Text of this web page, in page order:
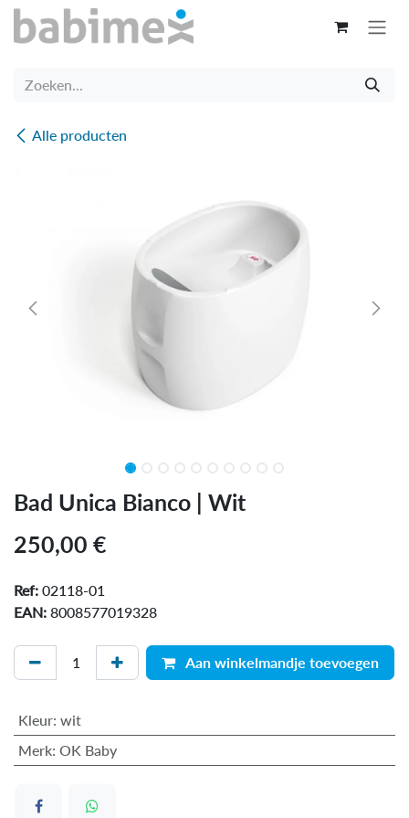
Overslaan naar inhoud
Alle producten
Bad Unica Bianco | Wit
250,00 €
Ref: 02118-01
EAN: 8008577019328
Aan winkelmandje toevoegen
Kleur: wit
Merk: OK Baby